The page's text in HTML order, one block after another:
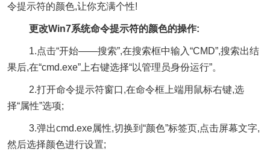
令提示符的颜色,让你充满个性!
更改Win7系统命令提示符的颜色的操作:
1.点击“开始——搜索”,在搜索框中输入“CMD”,搜索出结
果后,在“cmd.exe”上右键选择“以管理员身份运行”。
2.打开命令提示符窗口,在命令框上端用鼠标右键,选
择“属性”选项;
3.弹出cmd.exe属性,切换到“颜色”标签页,点击屏幕文字,
然后选择颜色进行设置;